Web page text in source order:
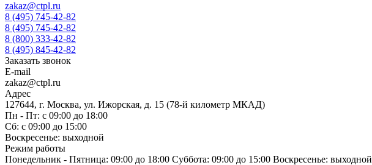
zakaz@ctpl.ru
8 (495) 745-42-82
8 (495) 745-42-82
8 (800) 333-42-82
8 (495) 845-42-82
Заказать звонок
E-mail
zakaz@ctpl.ru
Адрес
127644, г. Москва, ул. Ижорская, д. 15 (78-й километр МКАД)
Пн - Пт: с 09:00 до 18:00
Сб: с 09:00 до 15:00
Воскресенье: выходной
Режим работы
Понедельник - Пятница: 09:00 до 18:00 Суббота: 09:00 до 15:00 Воскресенье: выходной